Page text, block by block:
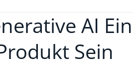
AI Ein
Sein